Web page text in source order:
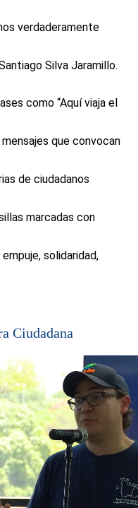
verdaderamente
Silva Jaramillo.
como “Aquí viaja el
que convocan
de ciudadanos
marcadas con
solidaridad,
Ciudadana